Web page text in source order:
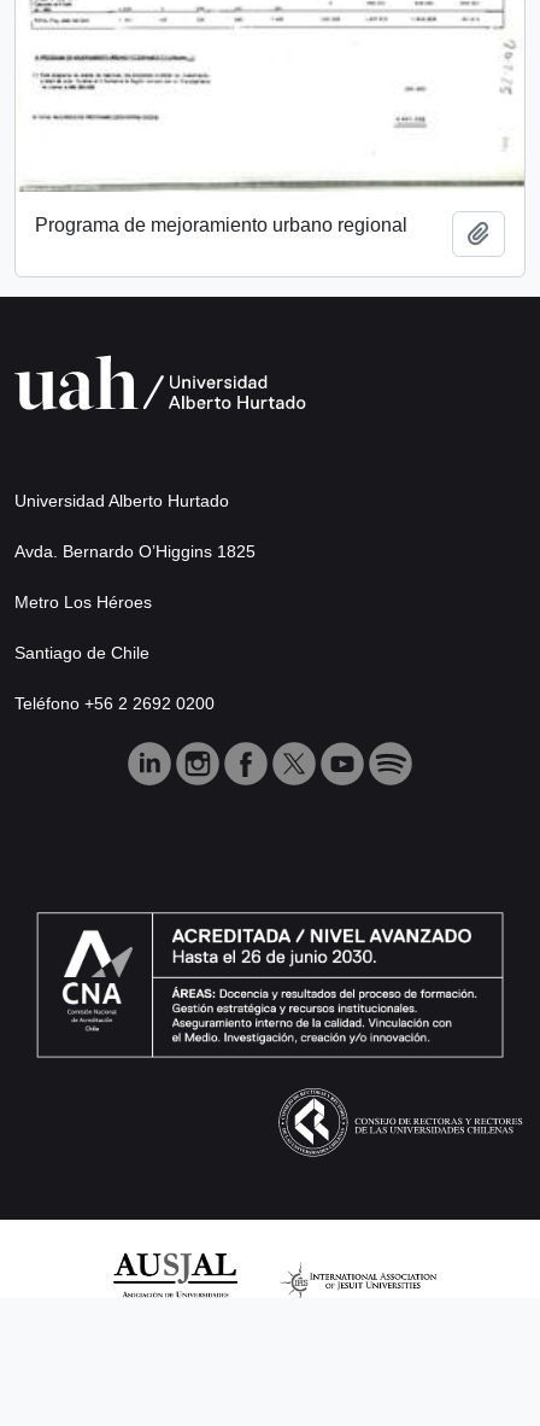
Programa de mejoramiento urbano regional
Universidad Alberto Hurtado
Avda. Bernardo O’Higgins 1825
Metro Los Héroes
Santiago de Chile
Teléfono +56 2 2692 0200